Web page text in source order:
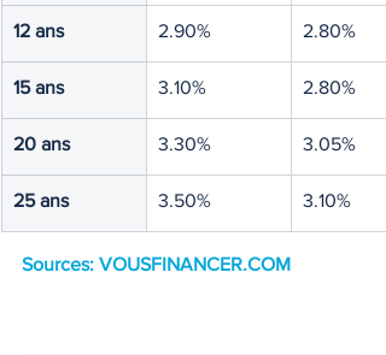
12 ans 2.90% 2.80%
15 ans 3.10% 2.80%
20 ans 3.30% 3.05%
25 ans 3.50% 3.10%
Sources: VOUSFINANCER.COM